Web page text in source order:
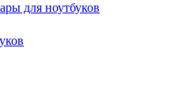
для ноутбуков